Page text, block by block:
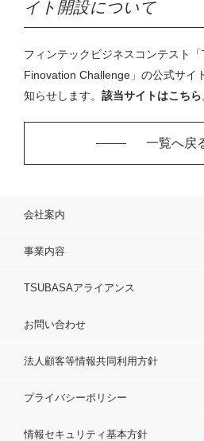
イト開設について
フィンテックビジネスコンテスト
Finovation Challenge」の公式サイ
知らせします。 該当サイトはこちら
一覧へ戻
会社案内
事業内容
TSUBASAアライアンス
お問い合わせ
法人顧客等情報共同利用方針
プライバシーポリシー
情報セキュリティ基本方針